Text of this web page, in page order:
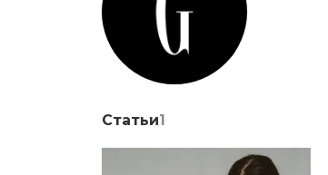
Статьи1